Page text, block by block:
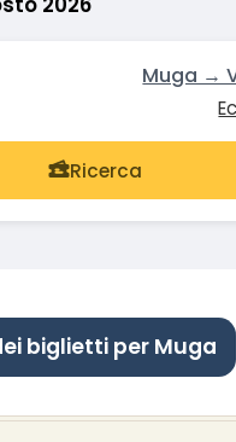
Muga →
Ricerca
biglietti per Muga